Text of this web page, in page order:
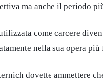
ma anche il periodo
come carcere
nella sua opera più
dovette ammettere